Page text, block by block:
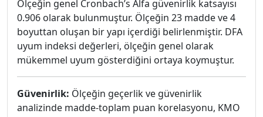
Ölçeğin genel Cronbach’s Alfa güvenirlik katsayısı
0.906 olarak bulunmuştur. Ölçeğin 23 madde ve 4
boyuttan oluşan bir yapı içerdiği belirlenmiştir. DFA
uyum indeksi değerleri, ölçeğin genel olarak
mükemmel uyum gösterdiğini ortaya koymuştur.
Güvenirlik: Ölçeğin geçerlik ve güvenirlik
analizinde madde-toplam puan korelasyonu, KMO